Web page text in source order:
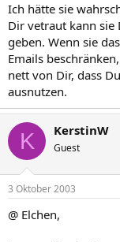
Ich hätte sie
Dir vetraut kann sie
geben. Wenn sie
Emails
nett von Dir, dass
ausnutzen.
K KerstinW
Guest
3 Oktober 2003
@ Elchen,